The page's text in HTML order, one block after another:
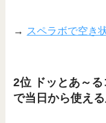
→ スペラボで空き
2位 ドッとあ～
で当日から使え